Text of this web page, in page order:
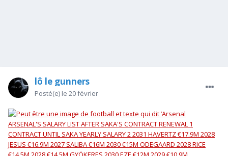
lô le gunners
Posté(e) le 20 février